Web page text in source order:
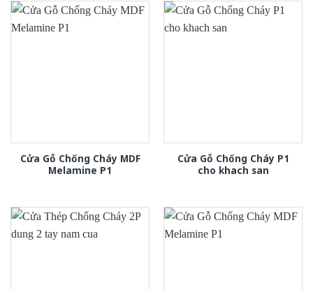
Cửa Gỗ Chống Cháy MDF
Melamine P1
Cửa Gỗ Chống Cháy P1
cho khach san